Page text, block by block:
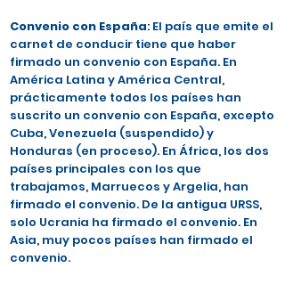
Convenio con España: El país que emite el
carnet de conducir tiene que haber
firmado un convenio con España. En
América Latina y América Central,
prácticamente todos los países han
suscrito un convenio con España, excepto
Cuba, Venezuela (suspendido) y
Honduras (en proceso). En África, los dos
países principales con los que
trabajamos, Marruecos y Argelia, han
firmado el convenio. De la antigua URSS,
solo Ucrania ha firmado el convenio. En
Asia, muy pocos países han firmado el
convenio.